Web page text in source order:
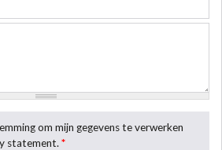
om mijn gegevens te verwerken
statement. *